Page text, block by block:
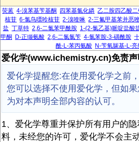
荧蒽 4-溴苯基苄基酮 四苯基氯化鏻 乙二胺四乙酸
核苷 6-氯鸟嘌呤核苷 2-溴喹啉 2-三氟甲基苯并恶
盐 丁草特 2,6-二氯苯甲酰胺 1-(2-氯乙基)哌啶盐酸
甲酮
D-正缬氨酸 2,6-二氯氯苄 4-氯苯胺-3-磺酰胺
酰-L-苯丙氨酸
N-苄氧羰基-L-亮
爱化学(www.ichemistry.cn)免责声
爱化学提醒您:在使用爱化学之前
您可以选择不使用爱化学，但如
为对本声明全部内容的认可。
1、爱化学尊重并保护所有用户的
料，未经您的许可，爱化学不会主